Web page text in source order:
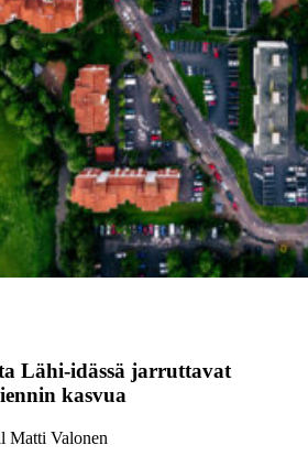
Lähi-idässä jarruttavat
kasvua
Matti Valonen